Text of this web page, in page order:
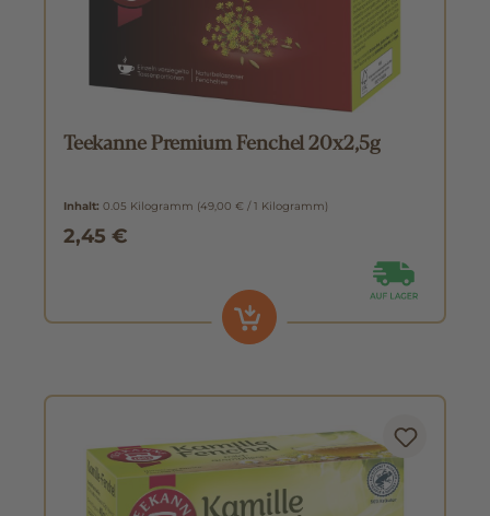
Teekanne Premium Fenchel 20x2,5g
Inhalt: 0.05 Kilogramm (49,00 € / 1 Kilogramm)
2,45 €